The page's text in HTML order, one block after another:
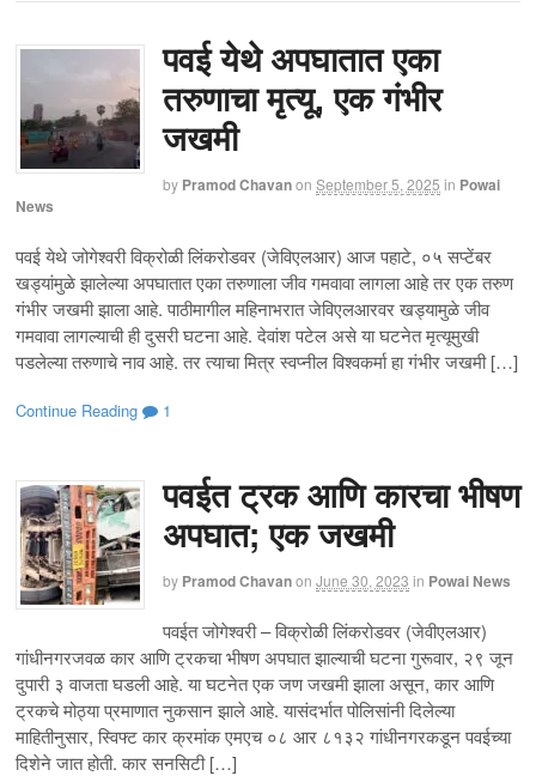
पवई येथे अपघातात एका
तरुणाचा मृत्यू, एक गंभीर
जखमी
by Pramod Chavanon September 5, 2025 in Powai
News
पवई येथे जोगेश्वरी विक्रोळी लिंकरोडवर (जेविएलआर) आज पहाटे, ०५ सप्टेंबर
खड्यांमुळे झालेल्या अपघातात एका तरुणाला जीव गमवावा लागला आहे तर एक तरुण
गंभीर जखमी झाला आहे. पाठीमागील महिनाभरात जेविएलआरवर खड्यामुळे जीव
गमवावा लागल्याची ही दुसरी घटना आहे. देवांश पटेल असे या घटनेत मृत्यूमुखी
पडलेल्या तरुणाचे नाव आहे. तर त्याचा मित्र स्वप्नील विश्वकर्मा हा गंभीर जखमी […]
Continue Reading 1
पवईत ट्रक आणि कारचा भीषण
अपघात; एक जखमी
by Pramod Chavanon June 30, 2023 in Powai News
पवईत जोगेश्वरी – विक्रोळी लिंकरोडवर (जेवीएलआर)
गांधीनगरजवळ कार आणि ट्रकचा भीषण अपघात झाल्याची घटना गुरूवार, २९ जून
दुपारी ३ वाजता घडली आहे. या घटनेत एक जण जखमी झाला असून, कार आणि
ट्रकचे मोठ्या प्रमाणात नुकसान झाले आहे. यासंदर्भात पोलिसांनी दिलेल्या
माहितीनुसार, स्विफ्ट कार क्रमांक एमएच ०८ आर ८१३२ गांधीनगरकडून पवईच्या
दिशेने जात होती. कार सनसिटी […]